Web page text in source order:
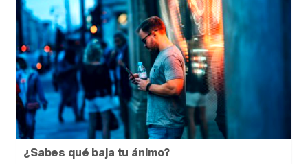
¿Sabes qué baja tu ánimo?